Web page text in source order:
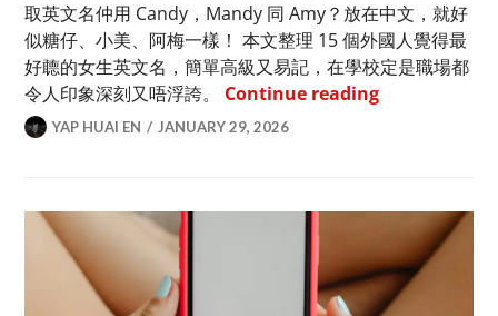
取英文名仲用 Candy，Mandy 同 Amy？放在中文，就好
似糖仔、小美、阿梅一樣！ 本文整理 15 個外國人覺得最
好聼的女生英文名，簡單高級又易記，在學校定是職場都
令人印象深刻又唔浮誇。 Continue reading15 個外國人
YAP HUAI EN JANUARY 29, 2026